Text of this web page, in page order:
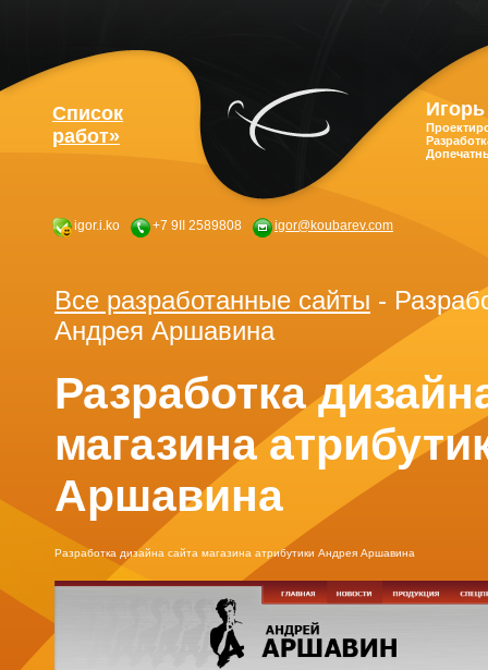
Список
работ»
igor.i.ko +7 9II 2589808 igor@koubarev.com
Все разработанные сайты -
Андрея Аршавина
Разработка
магазина
Аршавина
Разработка дизайна сайта магазина атрибутики Андрея Аршавина